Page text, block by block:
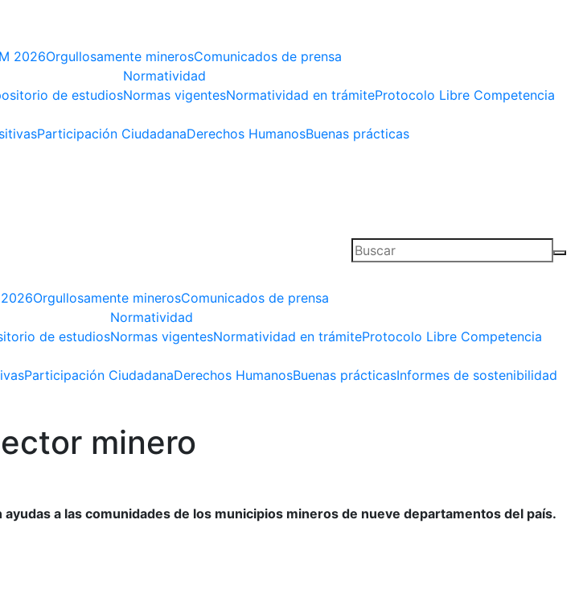
2026Orgullosamente minerosComunicados de prensa
de estudios
Normatividad
Normas vigentesNormatividad en trámiteProtocolo Libre Competencia
Participación CiudadanaDerechos HumanosBuenas prácticas
Orgullosamente minerosComunicados de prensa
de estudios
Normatividad
Normas vigentesNormatividad en trámiteProtocolo Libre Competencia
Participación CiudadanaDerechos HumanosBuenas prácticasInformes de sostenibilidad
minero
a las comunidades de los municipios mineros de nueve departamentos del país.